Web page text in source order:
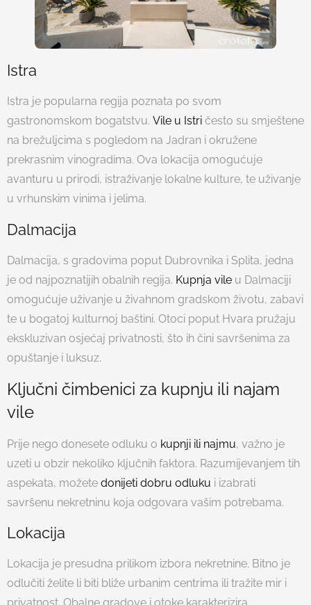
Istra
Istra je popularna regija poznata po svom
gastronomskom bogatstvu. Vile u Istri često su smještene
na brežuljcima s pogledom na Jadran i okružene
prekrasnim vinogradima. Ova lokacija omogućuje
avanturu u prirodi, istraživanje lokalne kulture, te uživanje
u vrhunskim vinima i jelima.
Dalmacija
Dalmacija, s gradovima poput Dubrovnika i Splita, jedna
je od najpoznatijih obalnih regija. Kupnja vile u Dalmaciji
omogućuje uživanje u živahnom gradskom životu, zabavi
te u bogatoj kulturnoj baštini. Otoci poput Hvara pružaju
ekskluzivan osjećaj privatnosti, što ih čini savršenima za
opuštanje i luksuz.
Ključni čimbenici za kupnju ili najam
vile
Prije nego donesete odluku o kupnji ili najmu, važno je
uzeti u obzir nekoliko ključnih faktora. Razumijevanjem tih
aspekata, možete donijeti dobru odluku i izabrati
savršenu nekretninu koja odgovara vašim potrebama.
Lokacija
Lokacija je presudna prilikom izbora nekretnine. Bitno je
odlučiti želite li biti bliže urbanim centrima ili tražite mir i